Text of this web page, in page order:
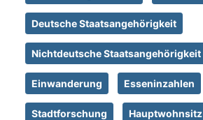
Deutsche Staatsangehörigkeit
Nichtdeutsche Staatsangehörigkeit
Einwanderung Esseninzahlen
Stadtforschung Hauptwohnsitz